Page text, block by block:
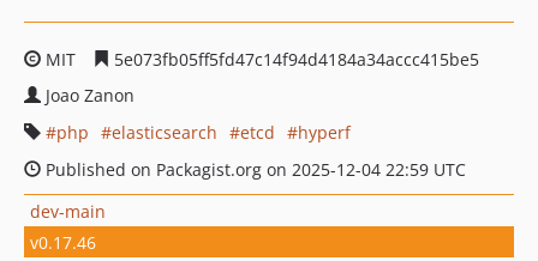
MIT
5e073fb05ff5fd47c14f94d4184a34accc415be5
Joao Zanon
php
elasticsearch etcd
hyperf
Published on Packagist.org on 2025-12-04 22:59 UTC
dev-main
v0.17.46